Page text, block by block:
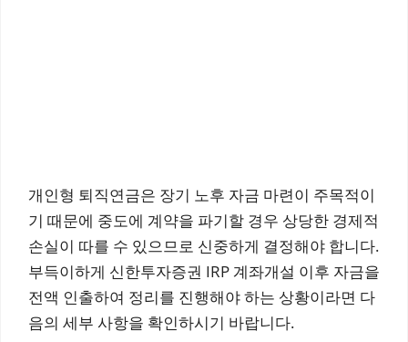
개인형 퇴직연금은 장기 노후 자금 마련이 주목적이
기 때문에 중도에 계약을 파기할 경우 상당한 경제적
손실이 따를 수 있으므로 신중하게 결정해야 합니다.
부득이하게 신한투자증권 IRP 계좌개설 이후 자금을
전액 인출하여 정리를 진행해야 하는 상황이라면 다
음의 세부 사항을 확인하시기 바랍니다.